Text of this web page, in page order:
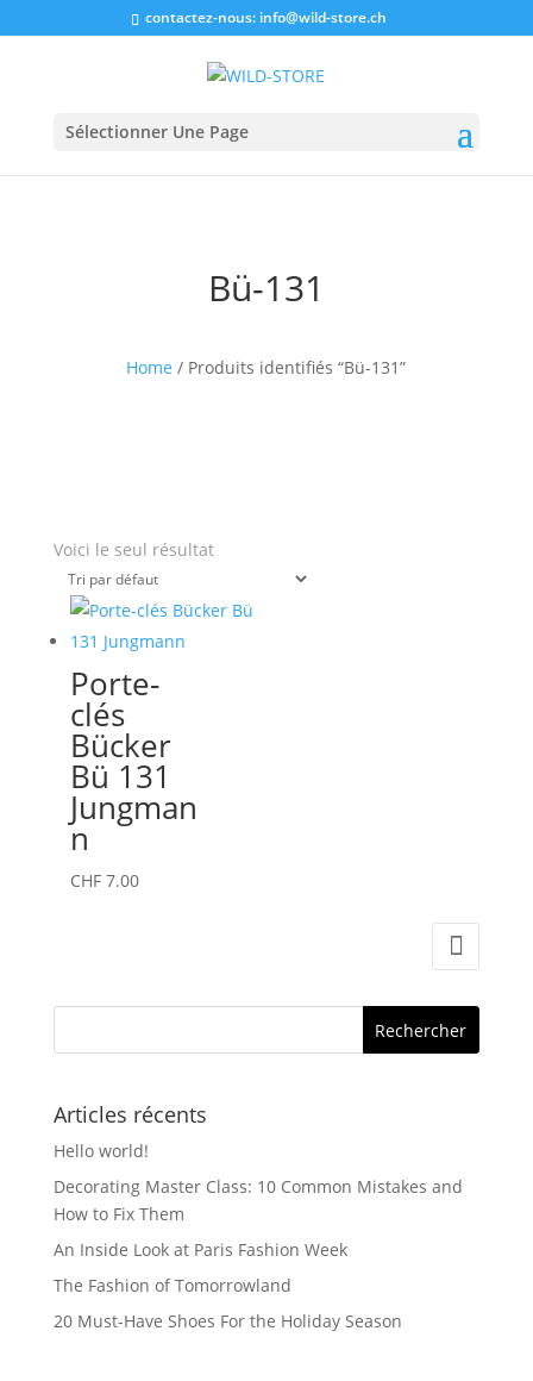
contactez-nous: info@wild-store.ch
Sélectionner Une Page
Bü-131
Home / Produits identifiés “Bü-131”
Voici le seul résultat
Porte-
clés
Bücker
Bü 131
Jungman
n
CHF7.00
Articles récents
Hello world!
Decorating Master Class: 10 Common Mistakes and
How to Fix Them
An Inside Look at Paris Fashion Week
The Fashion of Tomorrowland
20 Must-Have Shoes For the Holiday Season